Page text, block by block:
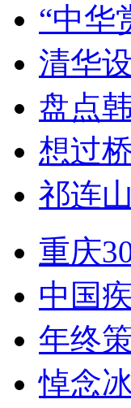
“中华
清华
盘点
想过
祁连
重庆
中国
年终
悼念